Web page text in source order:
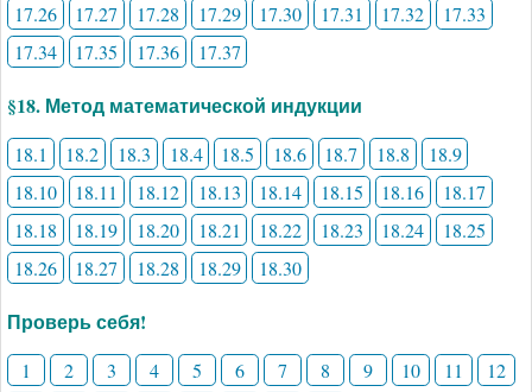
17.26
17.27 17.28 17.29 17.30 17.31 17.32
17.33
17.34
17.35 17.36 17.37
§18. Метод математической индукции
18.1 18.2 18.3 18.4 18.5 18.6 18.7 18.8
18.9
18.10
18.11 18.12 18.13 18.14 18.15 18.16
18.17
18.18
18.19 18.20 18.21 18.22 18.23 18.24
18.25
18.26
18.27 18.28 18.29 18.30
Проверь себя!
1 2 3 4 5 6 7 8 9 10 11
12